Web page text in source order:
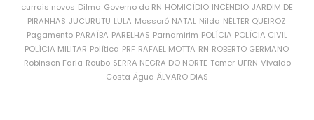
currais novos Dilma Governo do RN HOMICÍDIO INCÊNDIO JARDIM DE
PIRANHAS JUCURUTU LULA Mossoró NATAL Nilda NÉLTER QUEIROZ
Pagamento PARAÍBA PARELHAS Parnamirim POLÍCIA POLÍCIA CIVIL
POLÍCIA MILITAR Política PRF RAFAEL MOTTA RN ROBERTO GERMANO
Robinson Faria Roubo SERRA NEGRA DO NORTE Temer UFRN Vivaldo
Costa Água ÁLVARO DIAS